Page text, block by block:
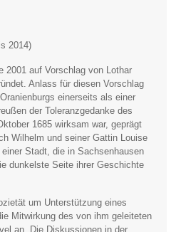
2014)
2001 auf Vorschlag von Lothar
Anlass für diesen Vorschlag
einerseits als einer
der Toleranzgedanke des
1685 wirksam war, geprägt
Wilhelm und seiner Gattin Louise
Stadt, die in Sachsenhausen
dunkelste Seite ihrer Geschichte
um Unterstützung eines
Mitwirkung des von ihm geleiteten
an. Die Diskussionen in der